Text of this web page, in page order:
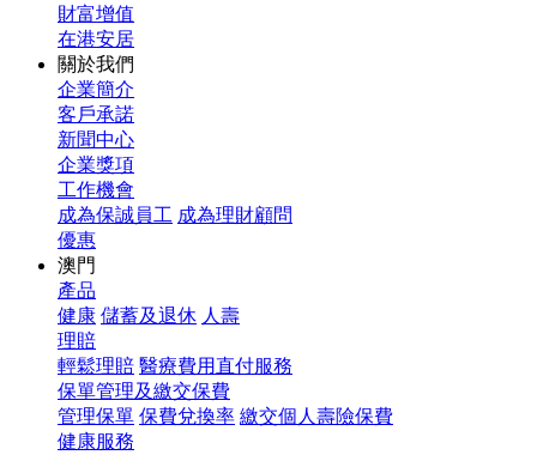
財富增值
在港安居
關於我們
企業簡介
客戶承諾
新聞中心
企業獎項
工作機會
成為保誠員工 成為理財顧問
優惠
澳門
產品
健康 儲蓄及退休 人壽
理賠
輕鬆理賠 醫療費用直付服務
保單管理及繳交保費
管理保單 保費兌換率 繳交個人壽險保費
健康服務